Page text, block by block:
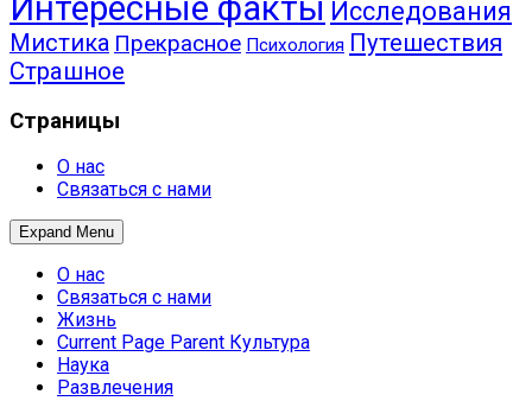
Интересные факты Исследования
Мистика Прекрасное Психология Путешествия
Страшное
Страницы
О нас
Связаться с нами
Expand Menu
О нас
Связаться с нами
Жизнь
Current Page Parent Культура
Наука
Развлечения